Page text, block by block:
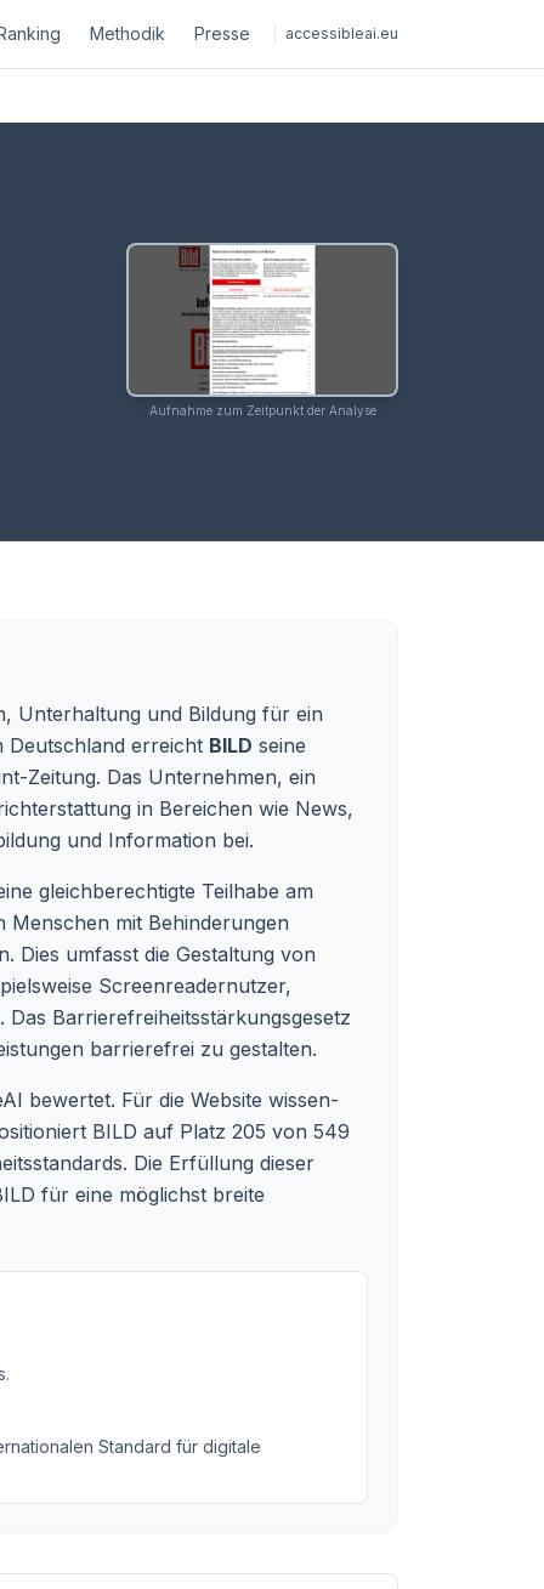
Methodik Presse accessibleai.eu
Aufnahme zum Zeitpunkt der Analyse
Unterhaltung und Bildung für ein
Deutschland erreicht BILD seine
Zeitung. Das Unternehmen, ein
in Bereichen wie News,
und Information bei.
gleichberechtigte Teilhabe am
Menschen mit Behinderungen
Dies umfasst die Gestaltung von
Screenreadernutzer,
Barrierefreiheitsstärkungsgesetz
barrierefrei zu gestalten.
bewertet. Für die Website wissen-
BILD auf Platz 205 von 549
Die Erfüllung dieser
für eine möglichst breite
.
Standard für digitale